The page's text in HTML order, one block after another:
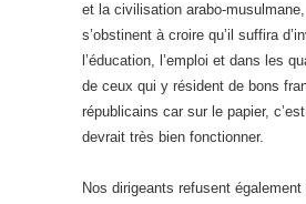
et la civilisation arabo-
s’obstinent à croire qu’il suffira
l’éducation, l’emploi et dans les
de ceux qui y résident de bons
républicains car sur le papier,
devrait très bien fonctionner.
Nos dirigeants refusent également